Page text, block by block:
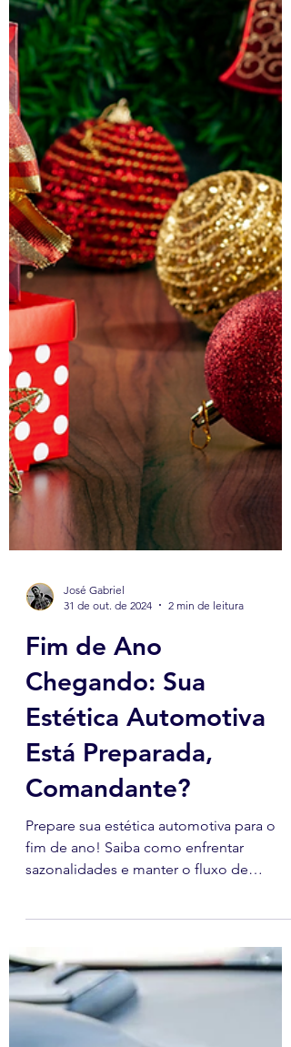
31 de out. de 2024
2 min de leitura
Fim de Ano
Chegando: Sua
Estética Automotiva
Está Preparada,
Comandante?
sazonalidades e manter o fluxo de
clientes com estratégias eficazes.